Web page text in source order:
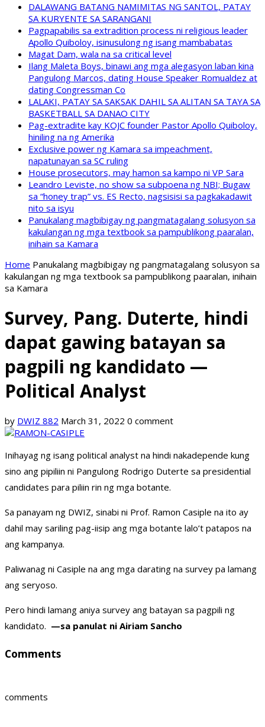
DALAWANG BATANG NAMIMITAS NG SANTOL, PATAY
SA KURYENTE SA SARANGANI
Pagpapabilis sa extradition process ni religious leader
Apollo Quiboloy, isinusulong ng isang mambabatas
Magat Dam, wala na sa critical level
Ilang Maleta Boys, binawi ang mga alegasyon laban kina
Pangulong Marcos, dating House Speaker Romualdez at
dating Congressman Co
LALAKI, PATAY SA SAKSAK DAHIL SA ALITAN SA TAYA SA
BASKETBALL SA DANAO CITY
Pag-extradite kay KOJC founder Pastor Apollo Quiboloy,
hiniling na ng Amerika
Exclusive power ng Kamara sa impeachment,
napatunayan sa SC ruling
House prosecutors, may hamon sa kampo ni VP Sara
Leandro Leviste, no show sa subpoena ng NBI; Bugaw
sa “honey trap” vs. ES Recto, nagsisisi sa pagkakadawit
nito sa isyu
Panukalang magbibigay ng pangmatagalang solusyon sa
kakulangan ng mga textbook sa pampublikong paaralan,
inihain sa Kamara
Home Panukalang magbibigay ng pangmatagalang solusyon sa
kakulangan ng mga textbook sa pampublikong paaralan, inihain
sa Kamara
Survey, Pang. Duterte, hindi
dapat gawing batayan sa
pagpili ng kandidato —
Political Analyst
by DWIZ 882 March 31, 2022 0 comment
Inihayag ng isang political analyst na hindi nakadepende kung
sino ang pipiliin ni Pangulong Rodrigo Duterte sa presidential
candidates para piliin rin ng mga botante.
Sa panayam ng DWIZ, sinabi ni Prof. Ramon Casiple na ito ay
dahil may sariling pag-iisip ang mga botante lalo’t patapos na
ang kampanya.
Paliwanag ni Casiple na ang mga darating na survey pa lamang
ang seryoso.
Pero hindi lamang aniya survey ang batayan sa pagpili ng
kandidato. —sa panulat ni Airiam Sancho
Comments
comments